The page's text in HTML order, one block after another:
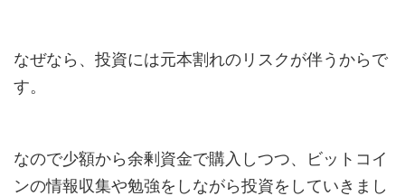
なぜなら、投資には元本割れのリスクが伴うからで
す。
なので少額から余剰資金で購入しつつ、ビットコイ
ンの情報収集や勉強をしながら投資をしていきまし